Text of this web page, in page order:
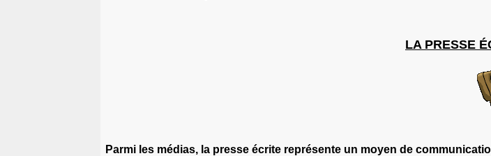
LA PRESSE
Parmi les médias, la presse écrite représente un moyen de